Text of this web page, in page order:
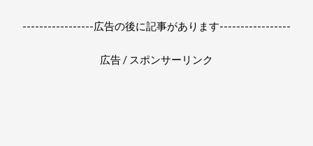
-----------------広告の後に記事があります-----------------
広告 / スポンサーリンク